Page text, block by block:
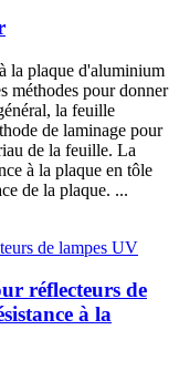
la plaque d'aluminium
méthodes pour donner
la feuille
de laminage pour
de la feuille. La
à la plaque en tôle
de la plaque. ...
réflecteurs de
à la